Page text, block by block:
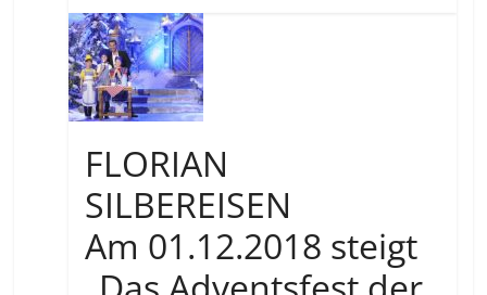
FLORIAN
SILBEREISEN
Am 01.12.2018 steigt